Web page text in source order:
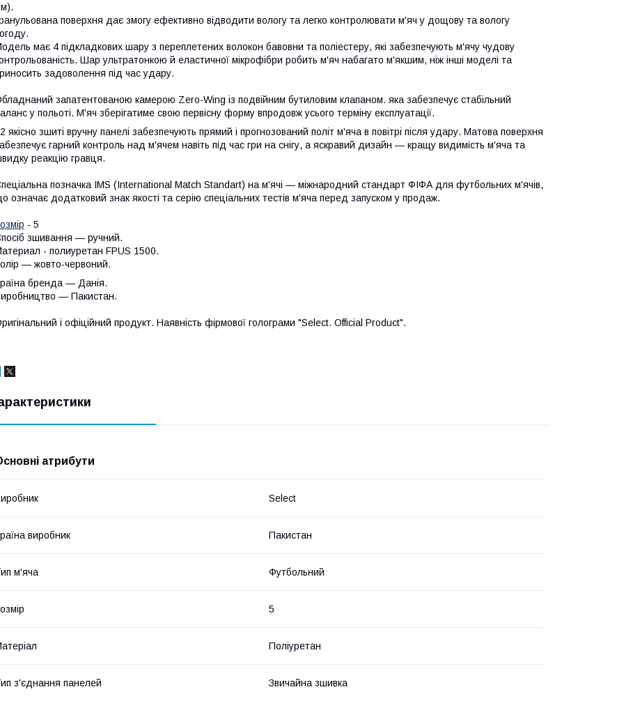
поверхня дає змогу ефективно відводити вологу та легко контролювати м'яч у дощову та вологу
має 4 підкладкових шару з переплетених волокон бавовни та поліестеру, які забезпечують м'ячу чудову
Шар ультратонкою й еластичної мікрофібри робить м'яч набагато м'якшим, ніж інші моделі та
задоволення під час удару.
запатентованою камерою Zero-Wing із подвійним бутиловим клапаном. яка забезпечує стабільний
у польоті. М'яч зберігатиме свою первісну форму впродовж усього терміну експлуатації.
якісно зшиті вручну панелі забезпечують прямий і прогнозований політ м'яча в повітрі після удару. Матова поверхня
гарний контроль над м'ячем навіть під час гри на снігу, а яскравий дизайн — кращу видимість м'яча та
реакцію гравця.
позначка IMS (International Match Standart) на м'ячі — міжнародний стандарт ФІФА для футбольних м'ячів,
означає додатковий знак якості та серію спеціальних тестів м'яча перед запуском у продаж.
- 5
зшивання — ручний.
- полиуретан FPUS 1500.
— жовто-червоний.
бренда — Данія.
— Пакистан.
і офіційний продукт. Наявність фірмової голограми "Select. Official Product".
атрибути
Select
виробник Пакистан
м'яча Футбольний
5
Поліуретан
з'єднання панелей Звичайна зшивка